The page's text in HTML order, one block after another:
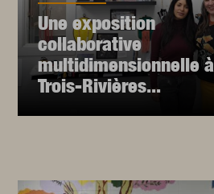
Une exposition
collaborative
multidimensionnelle à
Trois-Rivières...